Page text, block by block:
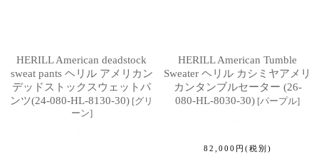
HERILL American deadstock
sweat pants ヘリル アメリカン
デッドストックスウェットパ
ンツ(24-080-HL-8130-30) [グリ
ーン]
HERILL American Tumble
Sweater ヘリル カシミヤアメリ
カンタンブルセーター (26-
080-HL-8030-30) [パープル]
82,000 円 (税別)